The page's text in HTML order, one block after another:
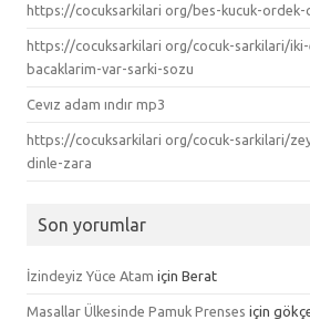
https://cocuksarkilari org/bes-kucuk-ordek-
https://cocuksarkilari org/cocuk-sarkilari/
bacaklarim-var-sarki-sozu
Cevız adam ındır mp3
https://cocuksarkilari org/cocuk-sarkilari/
dinle-zara
Son yorumlar
İzindeyiz Yüce Atam için Berat
Masallar Ülkesinde Pamuk Prenses için